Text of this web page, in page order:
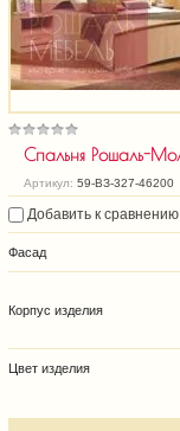
Спальня Рошаль-
Артикул: 59-ВЗ-327-46200
Добавить к сравнению
Фасад
Корпус изделия
Цвет изделия